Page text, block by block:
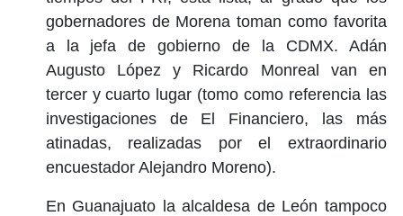
gobernadores de Morena toman como favorita
a la jefa de gobierno de la CDMX. Adán
Augusto López y Ricardo Monreal van en
tercer y cuarto lugar (tomo como referencia las
investigaciones de El Financiero, las más
atinadas, realizadas por el extraordinario
encuestador Alejandro Moreno).
En Guanajuato la alcaldesa de León tampoco